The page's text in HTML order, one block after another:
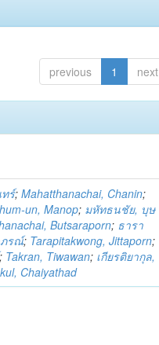
previous 1 next
ร์;Mahatthanachai, Chanin;
un, Manop; มหัทธนชัย, บุษ
Butsaraporn; ธารา
ภรณ์; Tarapitakwong, Jittaporn;
; Takran, Tiwawan; เกียรติยากุล,
Chaiyathad